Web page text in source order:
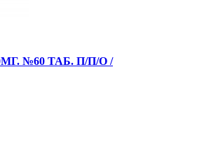
№60 ТАБ. П/П/О /